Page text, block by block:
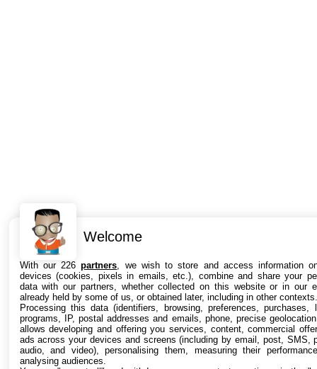
Welcome
With our 226partners , we wish to store and access information
devices (cookies, pixels in emails, etc.), combine and share your
data with our partners, whether collected on this website or in our
already held by some of us, or obtained later, including in other contexts.
Processing this data (identifiers, browsing, preferences, purchases,
programs, IP, postal addresses and emails, phone, precise
allows developing and offering you services, content, commercial
ads across your devices and screens (including by email, post, SMS,
audio, and video), personalising them, measuring their
analysing audiences.